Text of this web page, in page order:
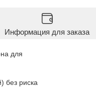
Информация для заказа
для
без риска